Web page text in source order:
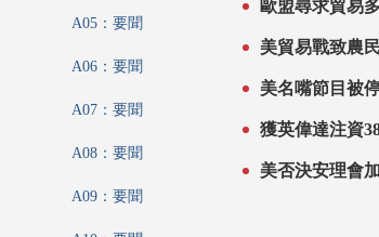
A05：要聞
A06：要聞
A07：要聞
A08：要聞
A09：要聞